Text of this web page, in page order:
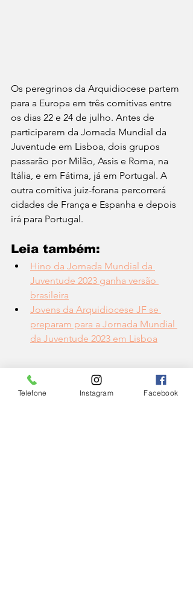
Os peregrinos da Arquidiocese partem
para a Europa em três comitivas entre
os dias 22 e 24 de julho. Antes de
participarem da Jornada Mundial da
Juventude em Lisboa, dois grupos
passarão por Milão, Assis e Roma, na
Itália, e em Fátima, já em Portugal. A
outra comitiva juiz-forana percorrerá
cidades de França e Espanha e depois
irá para Portugal.
Leia também:
Hino da Jornada Mundial da
Juventude 2023 ganha versão
brasileira
Jovens da Arquidiocese JF se
preparam para a Jornada Mundial
da Juventude 2023 em Lisboa
Telefone Instagram Facebook